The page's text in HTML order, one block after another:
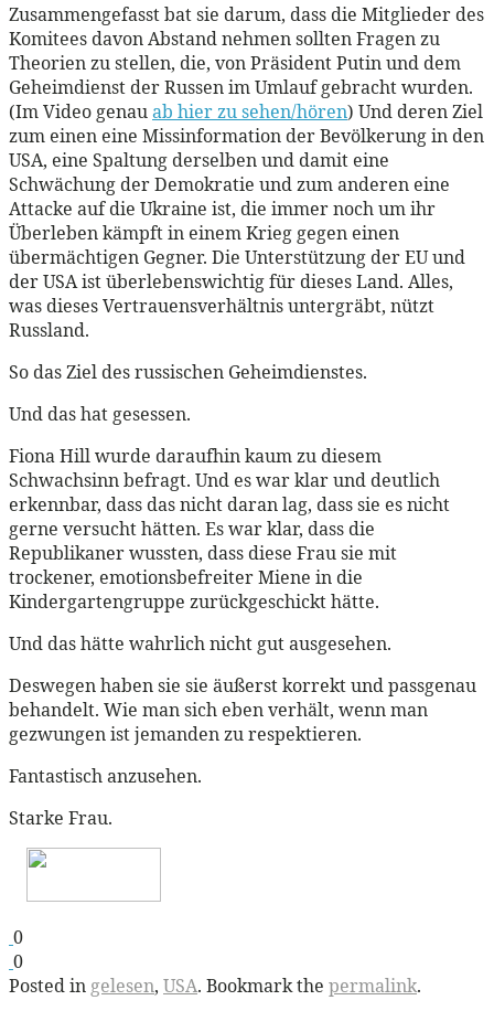
Zusammengefasst bat sie darum, dass die Mitglieder des
Komitees davon Abstand nehmen sollten Fragen zu
Theorien zu stellen, die, von Präsident Putin und dem
Geheimdienst der Russen im Umlauf gebracht wurden.
(Im Video genauab hier zu sehen/hören) Und deren Ziel
zum einen eine Missinformation der Bevölkerung in den
USA, eine Spaltung derselben und damit eine
Schwächung der Demokratie und zum anderen eine
Attacke auf die Ukraine ist, die immer noch um ihr
Überleben kämpft in einem Krieg gegen einen
übermächtigen Gegner. Die Unterstützung der EU und
der USA ist überlebenswichtig für dieses Land. Alles,
was dieses Vertrauensverhältnis untergräbt, nützt
Russland.
So das Ziel des russischen Geheimdienstes.
Und das hat gesessen.
Fiona Hill wurde daraufhin kaum zu diesem
Schwachsinn befragt. Und es war klar und deutlich
erkennbar, dass das nicht daran lag, dass sie es nicht
gerne versucht hätten. Es war klar, dass die
Republikaner wussten, dass diese Frau sie mit
trockener, emotionsbefreiter Miene in die
Kindergartengruppe zurückgeschickt hätte.
Und das hätte wahrlich nicht gut ausgesehen.
Deswegen haben sie sie äußerst korrekt und passgenau
behandelt. Wie man sich eben verhält, wenn man
gezwungen ist jemanden zu respektieren.
Fantastisch anzusehen.
Starke Frau.
0
0
Posted in gelesen, USA. Bookmark the permalink.